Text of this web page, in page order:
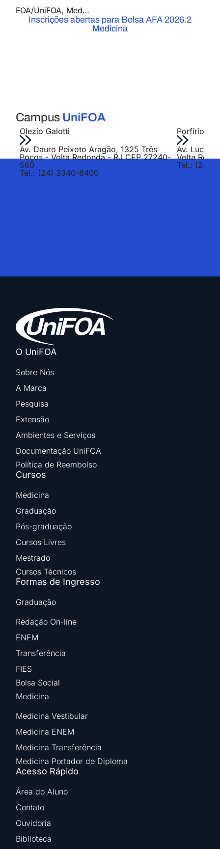
FOA/UniFOA, Medicina
Inscrições abertas para Bolsa AFA 2026.2
Medicina
Campus UniFOA
Olezio Galotti
Av. Dauro Peixoto Aragão, 1325 Três
Poços - Volta Redonda - RJ CEP 27240-
560
Tel.: (24) 3340-8400
Porfírio
Av. Lucas
Volta
Tel.: (24)
O UniFOA
Sobre Nós
A Marca
Pesquisa
Extensão
Ambientes e Serviços
Documentação UniFOA
Política de Reembolso
Cursos
Medicina
Graduação
Pós-graduação
Cursos Livres
Mestrado
Cursos Técnicos
Formas de Ingresso
Graduação
Redação On-line
ENEM
Transferência
FIES
Bolsa Social
Medicina
Medicina Vestibular
Medicina ENEM
Medicina Transferência
Medicina Portador de Diploma
Acesso Rápido
Área do Aluno
Contato
Ouvidoria
Biblioteca